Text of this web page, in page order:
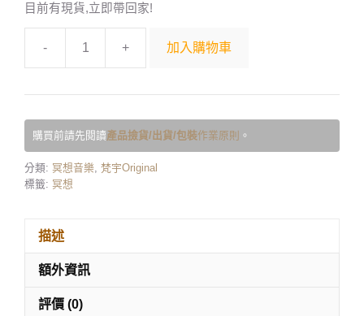
目前有現貨,立即帶回家!
- + 加入購物車
購買前請先閱讀產品撿貨/出貨/包裝作業原則 。
分類: 冥想音樂 梵宇Original
標籤: 冥想
描述
額外資訊
評價 (0)